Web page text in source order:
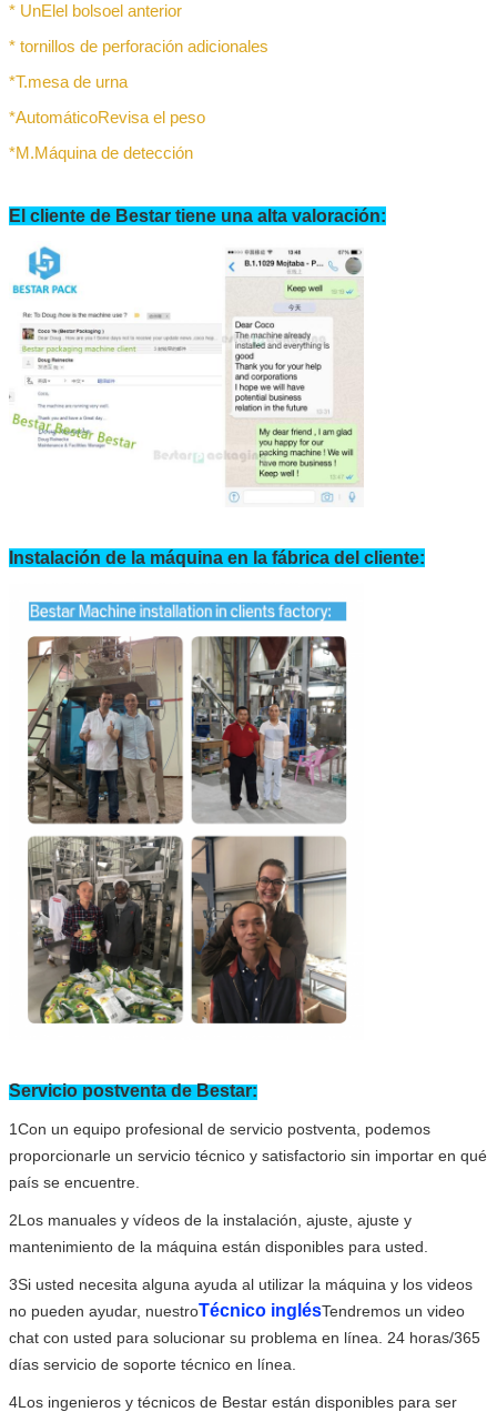
* UnEl el bolsoel anterior
* tornillos de perforación adicionales
*T.mesa de urna
*AutomáticoRevisa el peso
*M.Máquina de detección
El cliente de Bestar tiene una alta valoración:
Instalación de la máquina en la fábrica del cliente:
Servicio postventa de Bestar:
1Con un equipo profesional de servicio postventa, podemos
proporcionarle un servicio técnico y satisfactorio sin importar en qué
país se encuentre.
2Los manuales y vídeos de la instalación, ajuste, ajuste y
mantenimiento de la máquina están disponibles para usted.
3Si usted necesita alguna ayuda al utilizar la máquina y los videos
no pueden ayudar, nuestroTécnico inglésTendremos un video
chat con usted para solucionar su problema en línea. 24 horas/365
días servicio de soporte técnico en línea.
4Los ingenieros y técnicos de Bestar están disponibles para ser